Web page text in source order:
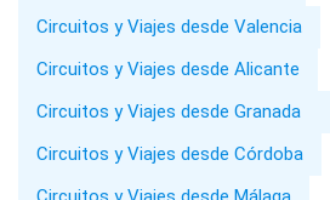
Circuitos y Viajes desde Valencia
Circuitos y Viajes desde Alicante
Circuitos y Viajes desde Granada
Circuitos y Viajes desde Córdoba